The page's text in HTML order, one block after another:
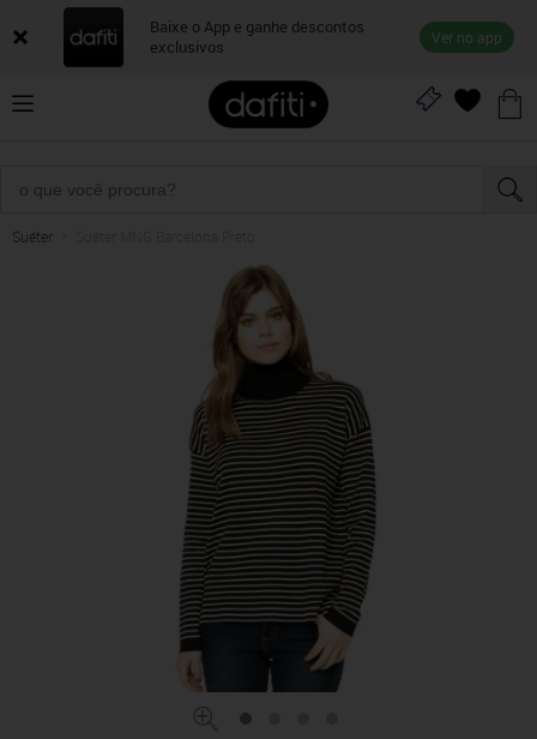
Baixe o App e ganhe descontos
exclusivos
Ver no app
Suéter